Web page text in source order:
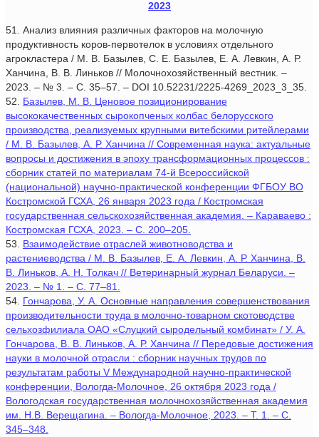
2023
51. Анализ влияния различных факторов на молочную
продуктивность коров-первотелок в условиях отдельного
агрокластера / М. В. Базылев, С. Е. Базылев, Е. А. Левкин, А. Р.
Ханчина, В. В. Линьков // Молочнохозяйственный вестник. –
2023. – № 3. – С. 35–57. – DOI 10.52231/2225-4269_2023_3_35.
52. Базылев, М. В. Ценовое позиционирование
высококачественных сырокопченых колбас белорусского
производства, реализуемых крупными витебскими ритейлерами
/ М. В. Базылев, А. Р. Ханчина // Современная наука: актуальные
вопросы и достижения в эпоху трансформационных процессов :
сборник статей по материалам 74-й Всероссийской
(национальной) научно-практической конференции ФГБОУ ВО
Костромской ГСХА, 26 января 2023 года / Костромская
государственная сельскохозяйственная академия. – Караваево :
Костромская ГСХА, 2023. – С. 200–205.
53. Взаимодействие отраслей животноводства и
растениеводства / М. В. Базылев, Е. А. Левкин, А. Р. Ханчина, В.
В. Линьков, А. Н. Толкач // Ветеринарный журнал Беларуси. –
2023. – № 1. – С. 77–81.
54. Гончарова, У. А. Основные направления совершенствования
производительности труда в молочно-товарном скотоводстве
сельхозфилиала ОАО «Слуцкий сыродельный комбинат» / У. А.
Гончарова, В. В. Линьков, А. Р. Ханчина // Передовые достижения
науки в молочной отрасли : сборник научных трудов по
результатам работы V Международной научно-практической
конференции, Вологда-Молочное, 26 октября 2023 года /
Вологодская государственная молочнохозяйственная академия
им. Н.В. Верещагина. – Вологда-Молочное, 2023. – Т. 1. – С.
345–348.